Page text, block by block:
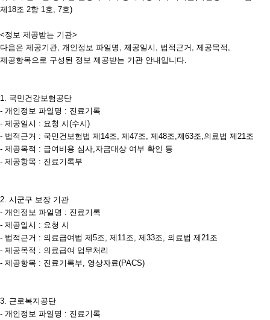
제18조 2항 1호, 7호)
<정보 제공받는 기관>
다음은 제공기관, 개인정보 파일명, 제공일시, 법적근거, 제공목적,
제공항목으로 구성된 정보 제공받는 기관 안내입니다.
1. 국민건강보험공단
- 개인정보 파일명 : 진료기록
- 제공일시 : 요청 시(수시)
- 법적근거 : 국민건보험법 제14조, 제47조, 제48조,제63조,의료법 제21조
- 제공목적 : 급여비용 심사,자금대상 여부 확인 등
- 제공항목 : 진료기록부
2. 시군구 보장 기관
- 개인정보 파일명 : 진료기록
- 제공일시 : 요청 시
- 법적근거 : 의료급여법 제5조, 제11조, 제33조, 의료법 제21조
- 제공목적 : 의료급여 업무처리
- 제공항목 : 진료기록부, 영상자료(PACS)
3. 근로복지공단
- 개인정보 파일명 : 진료기록